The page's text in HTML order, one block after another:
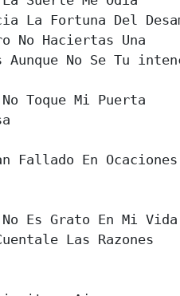
La Fortuna Del
No Haciertas Una
No Se Tu
Toque Mi Puerta
Fallado En Ocaciones
Es Grato En Mi Vida
Las Razones